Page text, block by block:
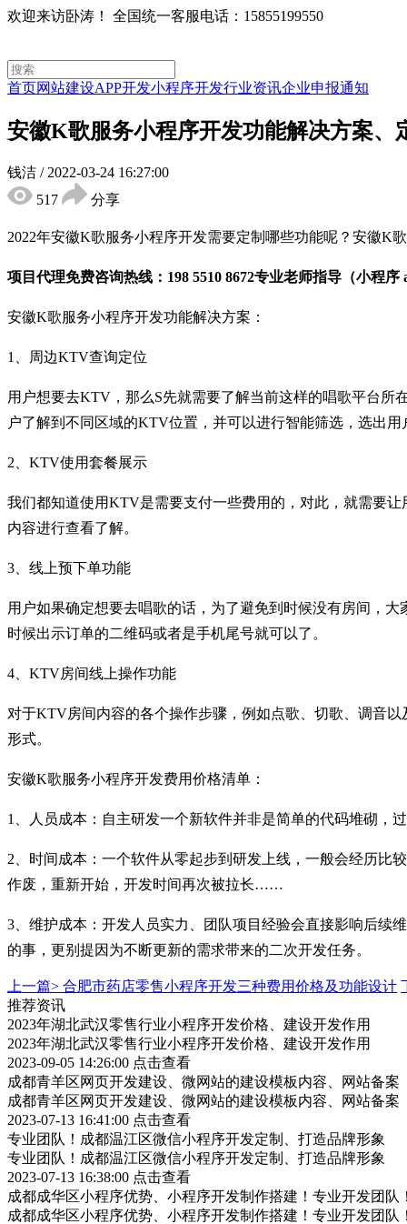
欢迎来访卧涛！ 全国统一客服电话：15855199550
首页网站建设APP开发小程序开发行业资讯企业申报通知
安徽K歌服务小程序开发功能解决方案、
钱洁 / 2022-03-24 16:27:00
517
分享
2022年安徽K歌服务小程序开发需要定制哪些功能呢？安徽K
项目代理免费咨询热线：198 5510 8672专业老师指导（小程
安徽K歌服务小程序开发功能解决方案：
1、周边KTV查询定位
用户想要去KTV，那么S先就需要了解当前这样的唱歌平台
户了解到不同区域的KTV位置，并可以进行智能筛选，选出
2、KTV使用套餐展示
我们都知道使用KTV是需要支付一些费用的，对此，就需要
内容进行查看了解。
3、线上预下单功能
用户如果确定想要去唱歌的话，为了避免到时候没有房间，
时候出示订单的二维码或者是手机尾号就可以了。
4、KTV房间线上操作功能
对于KTV房间内容的各个操作步骤，例如点歌、切歌、调音
形式。
安徽K歌服务小程序开发费用价格清单：
1、人员成本：自主研发一个新软件并非是简单的代码堆砌，
2、时间成本：一个软件从零起步到研发上线，一般会经历比
作废，重新开始，开发时间再次被拉长……
3、维护成本：开发人员实力、团队项目经验会直接影响后续
的事，更别提因为不断更新的需求带来的二次开发任务。
上一篇> 合肥市药店零售小程序开发三种费用价格及功能设计
推荐资讯
2023年湖北武汉零售行业小程序开发价格、建设开发作用
2023年湖北武汉零售行业小程序开发价格、建设开发作用
2023-09-05 14:26:00 点击查看
成都青羊区网页开发建设、微网站的建设模板内容、网站备案
成都青羊区网页开发建设、微网站的建设模板内容、网站备案
2023-07-13 16:41:00 点击查看
专业团队！成都温江区微信小程序开发定制、打造品牌形象
专业团队！成都温江区微信小程序开发定制、打造品牌形象
2023-07-13 16:38:00 点击查看
成都成华区小程序优势、小程序开发制作搭建！专业开发团队
成都成华区小程序优势、小程序开发制作搭建！专业开发团队